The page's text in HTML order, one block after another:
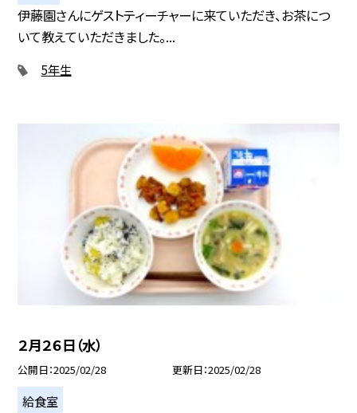
伊藤園さんにゲストティーチャーに来ていただき、お茶につ
いて教えていただきました。...
5年生
２月２６日（水）
公開日 2025/02/28 更新日 2025/02/28
給食室